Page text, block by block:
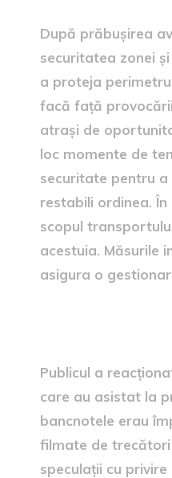
După prăbușirea
securitatea zonei
a proteja
facă față
atrași de
loc momente de
securitate pentru
restabili ordinea.
scopul
acestuia. Măsurile
asigura o
Publicul a
care au asistat la
bancnotele erau
filmate de trecători
speculații cu